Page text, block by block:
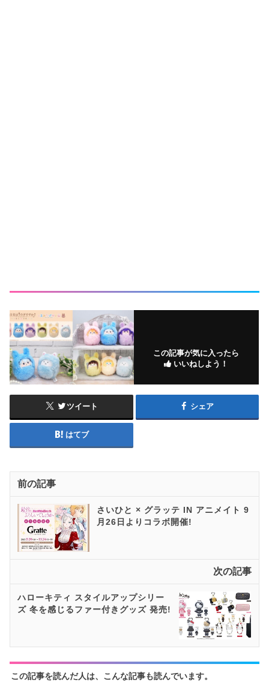
この記事が気に入ったら
いいねしよう！
ツイート シェア
はてブ
前の記事
さいひと × グラッテ IN アニメイト 9
月26日よりコラボ開催!
次の記事
ハローキティ スタイルアップシリー
ズ 冬を感じるファー付きグッズ 発売!
この記事を読んだ人は、こんな記事も読んでいます。